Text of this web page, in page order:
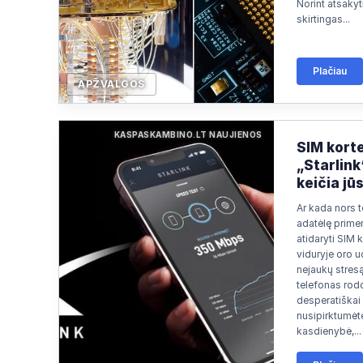
APŽVALGOS
Norint
skirtingas...
Plačiau
KASPASKAMBINO.LT NAUJIENOS
SIM
keičia
Ar kada nors
adatėlę
atidaryti SIM
viduryje oro
nejaukų
telefonas
kasdienybė,...